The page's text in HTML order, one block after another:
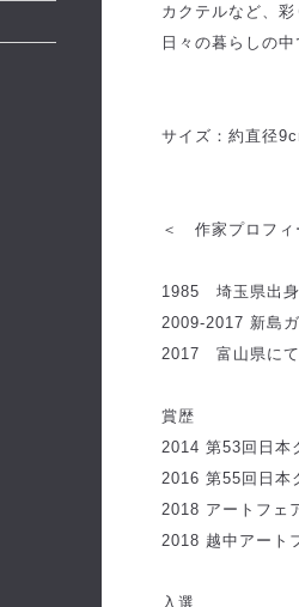
カクテルなど、
日々の暮らしの
サイズ：約直径
＜ 作家プロフ
1985 埼玉県出
2009-2017 新島
2017 富山県に
賞歴
2014 第53回日本
2016 第55回日本
2018 アートフェ
2018 越中アート
入選